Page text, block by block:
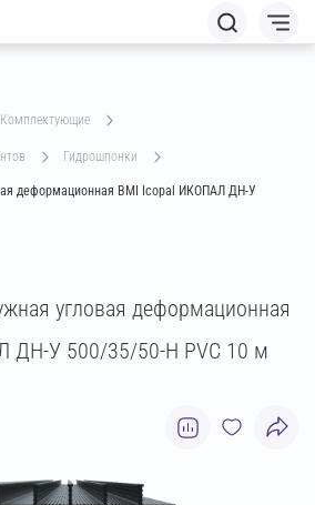
комплектующие
гидрошпонки
деформационная BMI Icopal ИКОПАЛ ДН-У
угловая деформационная
ДН-У 500/35/50-Н PVC 10 м